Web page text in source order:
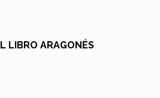
LIBRO ARAGONÉS